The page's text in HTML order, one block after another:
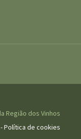
Região dos Vinhos
-Política de cookies